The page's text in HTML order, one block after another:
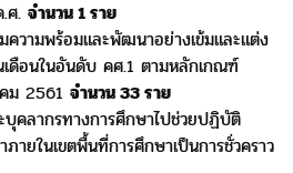
.ศ.จำนวน 1 ราย
ความพร้อมและพัฒนาอย่างเข้มและแต่ง
เดือนในอันดับ คศ.1 ตามหลักเกณฑ์
ม 2561จำนวน 33 ราย
บุคลากรทางการศึกษาไปช่วยปฏิบัติ
ายในเขตพื้นที่การศึกษาเป็นการชั่วคราว